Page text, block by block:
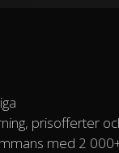
prisofferter
med 2